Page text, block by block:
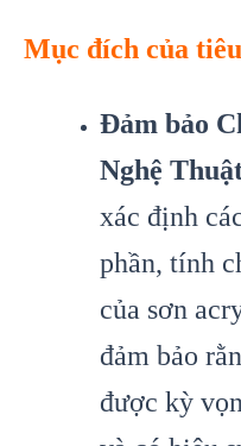
Mục đích của
Đảm bảo
Nghệ
xác định
phần, tính
của sơn
đảm bảo
được kỳ